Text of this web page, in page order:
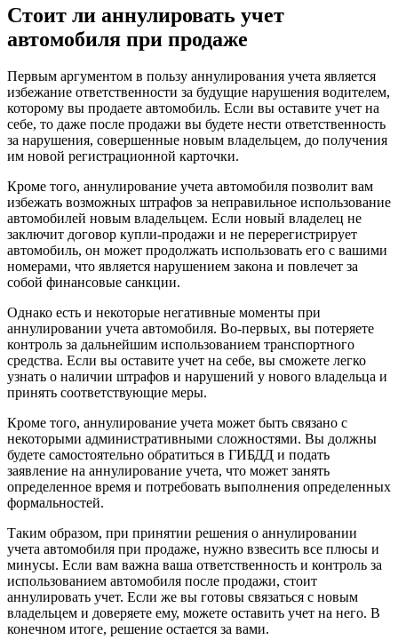
Стоит ли аннулировать учет
автомобиля при продаже
Первым аргументом в пользу аннулирования учета является
избежание ответственности за будущие нарушения водителем,
которому вы продаете автомобиль. Если вы оставите учет на
себе, то даже после продажи вы будете нести ответственность
за нарушения, совершенные новым владельцем, до получения
им новой регистрационной карточки.
Кроме того, аннулирование учета автомобиля позволит вам
избежать возможных штрафов за неправильное использование
автомобилей новым владельцем. Если новый владелец не
заключит договор купли-продажи и не перерегистрирует
автомобиль, он может продолжать использовать его с вашими
номерами, что является нарушением закона и повлечет за
собой финансовые санкции.
Однако есть и некоторые негативные моменты при
аннулировании учета автомобиля. Во-первых, вы потеряете
контроль за дальнейшим использованием транспортного
средства. Если вы оставите учет на себе, вы сможете легко
узнать о наличии штрафов и нарушений у нового владельца и
принять соответствующие меры.
Кроме того, аннулирование учета может быть связано с
некоторыми административными сложностями. Вы должны
будете самостоятельно обратиться в ГИБДД и подать
заявление на аннулирование учета, что может занять
определенное время и потребовать выполнения определенных
формальностей.
Таким образом, при принятии решения о аннулировании
учета автомобиля при продаже, нужно взвесить все плюсы и
минусы. Если вам важна ваша ответственность и контроль за
использованием автомобиля после продажи, стоит
аннулировать учет. Если же вы готовы связаться с новым
владельцем и доверяете ему, можете оставить учет на него. В
конечном итоге, решение остается за вами.